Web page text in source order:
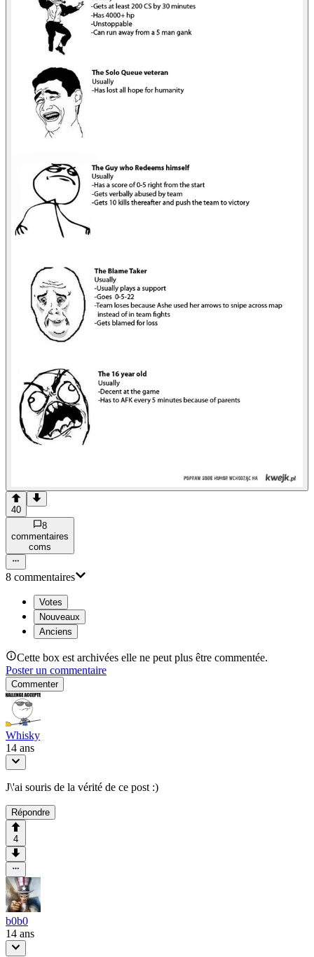
40
8
commentaires
coms
8 commentaires
Votes
Nouveaux
Anciens
Cette box est archivées elle ne peut plus être commentée.
Poster un commentaire
Commenter
Whisky
14 ans
J\'ai souris de la vérité de ce post :)
Répondre
4
b0b0
14 ans